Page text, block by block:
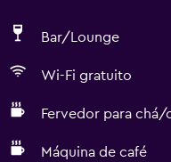
Bar/Lounge
Wi-Fi gratuito
Fervedor para chá/
Máquina de café